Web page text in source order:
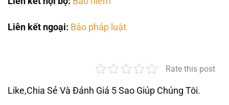
Liên kết ngoại: Báo pháp luật
Rate this post
Like,Chia Sẻ Và Đánh Giá 5 Sao Giúp Chúng Tôi.